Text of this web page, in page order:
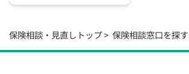
保険相談・見直しトップ 保険相談窓口を探す